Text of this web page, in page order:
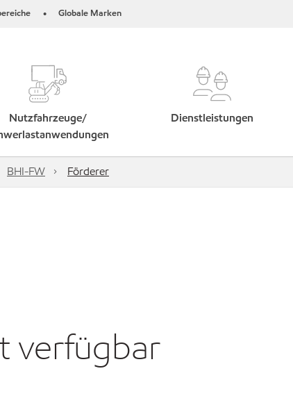
• Globale Marken
Nutzfahrzeuge/
Dienstleistungen
BHI-FW Förderer
verfügbar